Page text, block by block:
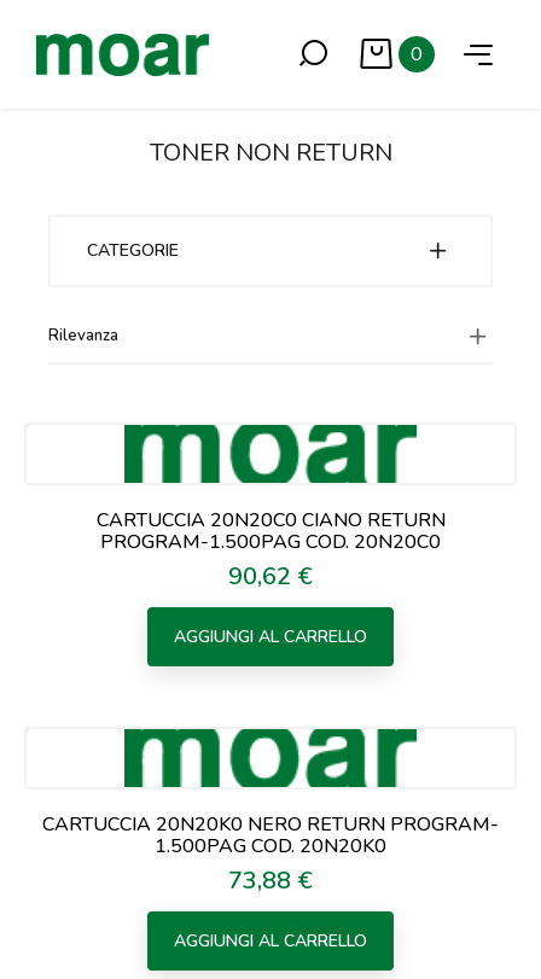
0
TONER NON RETURN
CATEGORIE
Rilevanza
CARTUCCIA 20N20C0 CIANO RETURN
PROGRAM-1.500PAG COD. 20N20C0
Prezzo
90,62 €
AGGIUNGI AL CARRELLO
CARTUCCIA 20N20K0 NERO RETURN PROGRAM-
1.500PAG COD. 20N20K0
Prezzo
73,88 €
AGGIUNGI AL CARRELLO